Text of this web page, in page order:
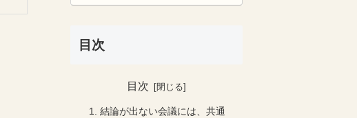
れているか。ここ
目次
目次
結論が出ない会議には、共通